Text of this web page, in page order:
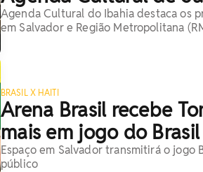
Agenda Cultural do Ibahia destaca os
em Salvador e Região Metropolitana
BRASIL X HAITI
Arena Brasil recebe
mais em jogo do Brasil
Espaço em Salvador transmitirá o jogo
público